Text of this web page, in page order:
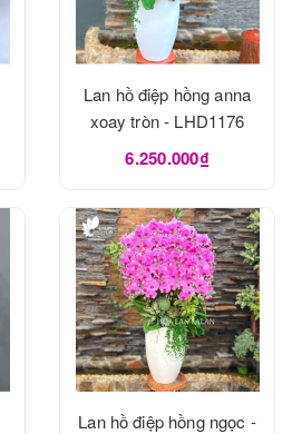
Lan hồ điệp hồng anna
xoay tròn - LHD1176
6.250.000₫
Lan hồ điệp hồng ngọc -